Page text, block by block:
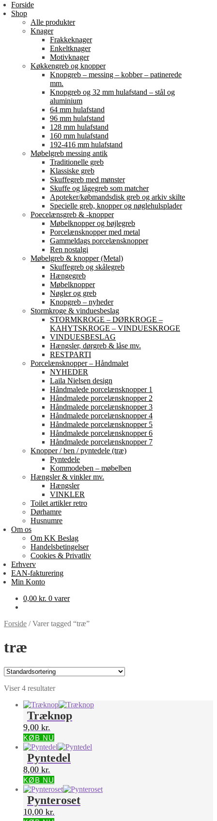
Forside
Shop
Alle produkter
Knager
Frakkeknager
Enkeltknager
Motivknager
Køkkengreb og knopper
Knopgreb – messing – kobber – patinerede
mm.
Knopgreb og 32 mm hulafstand – stål og
aluminium
64 mm hulafstand
96 mm hulafstand
128 mm hulafstand
160 mm hulafstand
192-416 mm hulafstand
Møbelgreb messing antik
Traditionelle greb
Klassiske greb
Skuffegreb med mønster
Skuffe og lågegreb som matcher
Apoteker/købmandsdisk greb og arkiv skilte
Specielle greb, knopper og nøglehulsplader
Poecelænsgreb & -knopper
Møbelknopper og bøjlegreb
Porcelænsknopper med metal
Gammeldags porcelænsknopper
Ren nostalgi
Møbelgreb & knopper (Metal)
Skuffegreb og skålegreb
Hængegreb
Møbelknopper
Nøgler og greb
Knopgreb – nyheder
Stormkroge & vinduesbeslag
STORMKROGE – DØRKROGE –
KAHYTSKROGE – VINDUESKROGE
VINDUESBESLAG
Hængsler, dørgreb & låse mv.
RESTPARTI
Porcelænsknopper – Håndmalet
NYHEDER
Laila Nielsen design
Håndmalede porcelænsknopper 1
Håndmalede porcelænsknopper 2
Håndmalede porcelænsknopper 3
Håndmalede porcelænsknopper 4
Håndmalede porcelænsknopper 5
Håndmalede porcelænsknopper 6
Håndmalede porcelænsknopper 7
Knopper / ben / pyntedele (træ)
Pyntedele
Kommodeben – møbelben
Hængsler & vinkler mv.
Hængsler
VINKLER
Toilet artikler retro
Dørhamre
Husnumre
Om os
Om KK Beslag
Handelsbetingelser
Cookies & Privatliv
Erhverv
EAN-fakturering
Min Konto
0,00 kr. 0 varer
Forside /Varer tagged “træ”
træ
Viser 4 resultater
Træknop
9,00 kr.
KØB NU
Pyntedel
8,00 kr.
KØB NU
Pynteroset
10,00 kr.